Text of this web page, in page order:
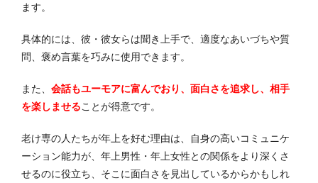
ます。
具体的には、彼・彼女らは聞き上手で、適度なあいづちや質
問、褒め言葉を巧みに使用できます。
また、 会話もユーモアに富んでおり、面白さを追求し、相手
を楽しませることが得意です。
老け専の人たちが年上を好む理由は、自身の高いコミュニケ
ーション能力が、年上男性・年上女性との関係をより深くさ
せるのに役立ち、そこに面白さを見出しているからかもしれ